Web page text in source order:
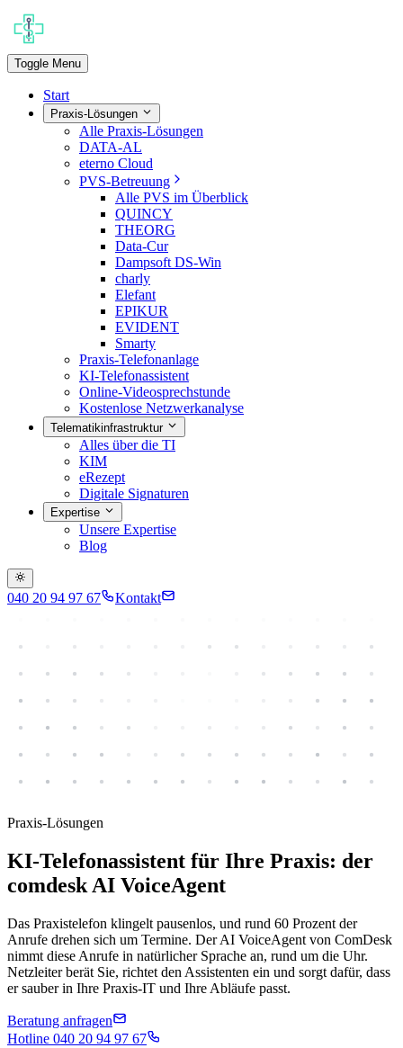
Toggle Menu
Start
Praxis-Lösungen
Alle Praxis-Lösungen
DATA-AL
eterno Cloud
PVS-Betreuung
Alle PVS im Überblick
QUINCY
THEORG
Data-Cur
Dampsoft DS-Win
charly
Elefant
EPIKUR
EVIDENT
Smarty
Praxis-Telefonanlage
KI-Telefonassistent
Online-Videosprechstunde
Kostenlose Netzwerkanalyse
Telematikinfrastruktur
Alles über die TI
KIM
eRezept
Digitale Signaturen
Expertise
Unsere Expertise
Blog
040 20 94 97 67 Kontakt
Praxis-Lösungen
KI-Telefonassistent für Ihre Praxis: der
comdeskAI VoiceAgent
Das Praxistelefon klingelt pausenlos, und rund 60 Prozent der
Anrufe drehen sich um Termine. Der AI VoiceAgent von ComDesk
nimmt diese Anrufe in natürlicher Sprache an, rund um die Uhr.
Netzleiter berät Sie, richtet den Assistenten ein und sorgt dafür, dass
er sauber in Ihre Praxis-IT und Ihre Abläufe passt.
Beratung anfragen
Hotline 040 20 94 97 67